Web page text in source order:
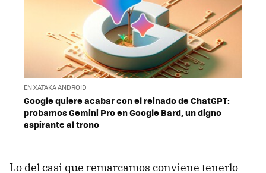
EN XATAKA ANDROID
Google quiere acabar con el reinado de ChatGPT:
probamos Gemini Pro en Google Bard, un digno
aspirante al trono
Lo del casi que remarcamos conviene tenerlo